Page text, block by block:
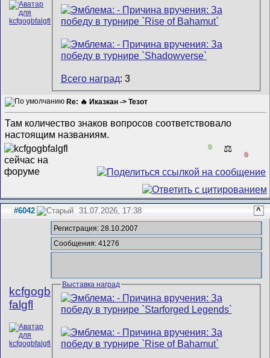
Всего наград: 3
Re: 🔥 Иказкан -> Тезот
Там количество знаков вопросов соответствовало
настоящим названиям.
0 ⚖️
0
#6042 31.07.2026, 17:38 ^
kcfgogb
falgfl
Регистрация: 28.10.2007
Сообщения: 41276
Выставка наград